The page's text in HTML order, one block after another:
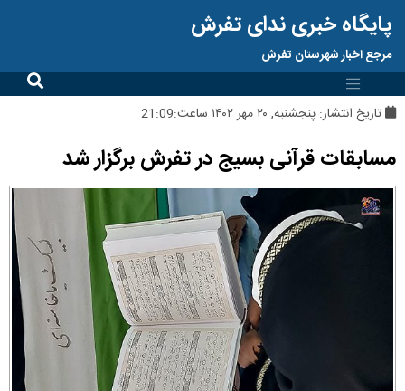
پایگاه خبری ندای تفرش
مرجع اخبار شهرستان تفرش
تاریخ انتشار: پنجشنبه, ۲۰ مهر ۱۴۰۲ ساعت:21:09
مسابقات قرآنی بسیج در تفرش برگزار شد